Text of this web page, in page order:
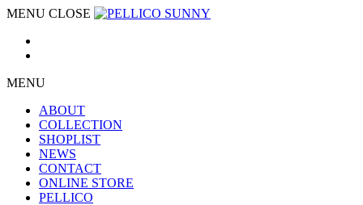
MENU CLOSE
MENU
ABOUT
COLLECTION
SHOPLIST
NEWS
CONTACT
ONLINE STORE
PELLICO